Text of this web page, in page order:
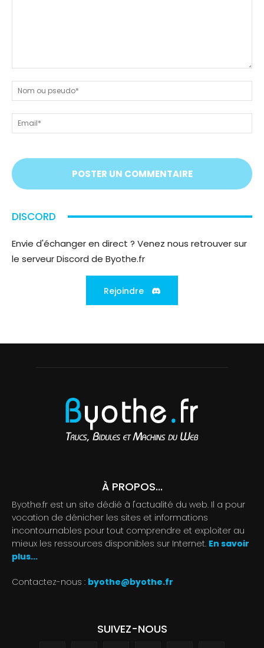
nous
tout
!
On
vous
;)
ou
DISCORD
Envie d'échanger en direct ? Venez nous retrouver sur
le serveur Discord de Byothe.fr
Rejoindre
À PROPOS...
Byothe.fr est un site dédié à l'actualité du web. Il a pour
vocation de dénicher les sites et informations
incontournables pour tout comprendre et exploiter au
mieux les ressources disponibles sur Internet. En savoir
plus...
Contactez-nous : byothe@byothe.fr
SUIVEZ-NOUS